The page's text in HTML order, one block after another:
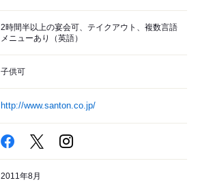
2時間半以上の宴会可、テイクアウト、複数言語
メニューあり（英語）
子供可
http://www.santon.co.jp/
2011年8月